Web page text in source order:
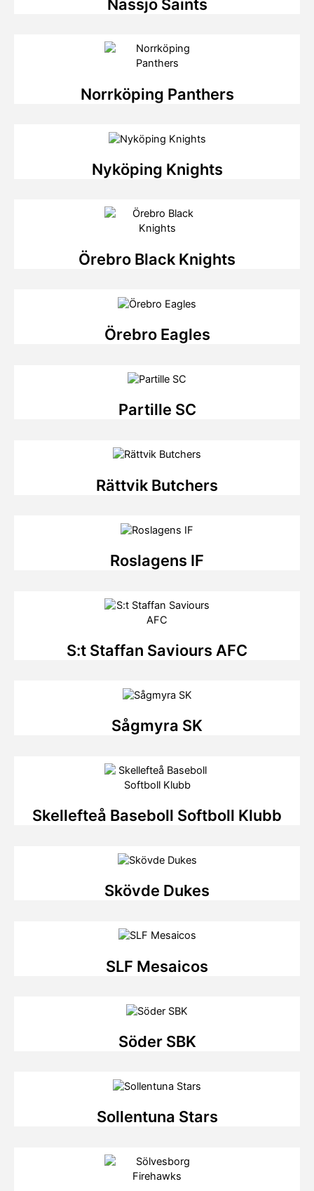
Nässjö Saints
Norrköping Panthers
Nyköping Knights
Örebro Black Knights
Örebro Eagles
Partille SC
Rättvik Butchers
Roslagens IF
S:t Staffan Saviours AFC
Sågmyra SK
Skellefteå Baseboll Softboll Klubb
Skövde Dukes
SLF Mesaicos
Söder SBK
Sollentuna Stars